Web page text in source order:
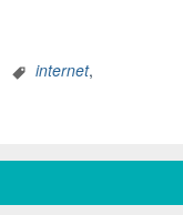
internet,